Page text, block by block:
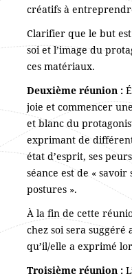
créatifs à
Clarifier que le but
soi et l’image du
ces matériaux.
Deuxième réunion :
joie et commencer
et blanc du
exprimant de
état d’esprit, ses
séance est de «
postures ».
À la fin de cette
chez soi sera
qu’il/elle a exprimé
Troisième réunion :